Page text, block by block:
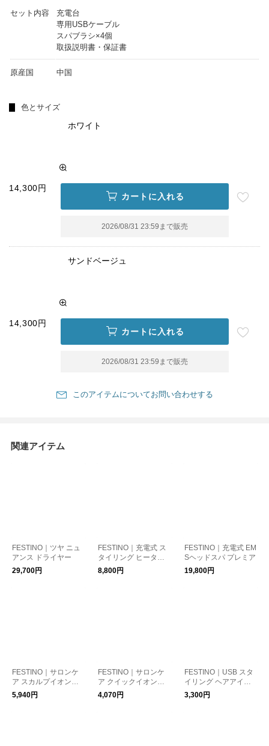
セット内容
充電台
専用USBケーブル
スパブラシ×4個
取扱説明書・保証書
原産国 中国
色とサイズ
ホワイト
14,300円
カートに入れる
2026/08/31 23:59 まで販売
サンドベージュ
14,300円
カートに入れる
2026/08/31 23:59 まで販売
このアイテムについてお問い合わせする
関連アイテム
FESTINO｜ツヤ ニュ
アンス ドライヤー
29,700円
FESTINO｜充電式 ス
タイリング ヒーター
ブラシ
8,800円
FESTINO｜充電式 EM
Sヘッドスパ プレミア
19,800円
FESTINO｜サロンケ
ア スカルプイオンブ
ラシ
5,940円
FESTINO｜サロンケ
ア クイックイオンブ
ラシ
4,070円
FESTINO｜USB スタ
イリング ヘアアイロ
ン
3,300円